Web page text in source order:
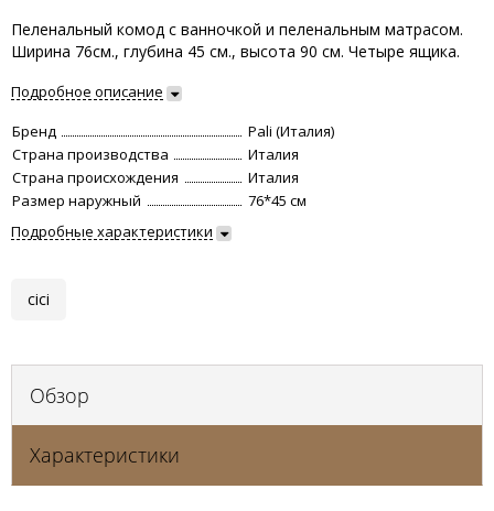
Пеленальный комод с ванночкой и пеленальным матрасом.
Ширина 76см., глубина 45 см., высота 90 см. Четыре ящика.
Подробное описание
Бренд
Pali (Италия)
Страна производства
Италия
Страна происхождения
Италия
Размер наружный
76*45 см
Подробные характеристики
cici
Обзор
Характеристики